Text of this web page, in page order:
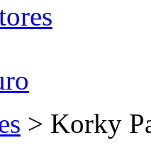
> Korky